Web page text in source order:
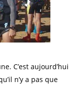
C’est aujourd’hui
n’y a pas que